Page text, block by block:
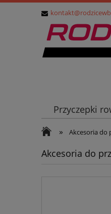
Przyczepki
Przyczepki
» Akcesoria do
Akcesoria do